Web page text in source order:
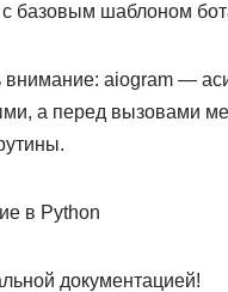
базовым шаблоном
внимание: aiogram —
а перед вызовами
в Python
документацией!